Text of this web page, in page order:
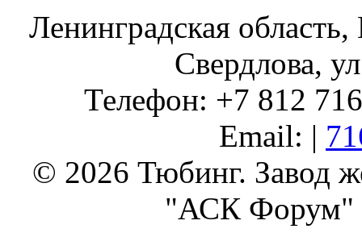
Ленинградская
Свердлова,
Телефон: +7 812
Email: |
© 2026 Тюбинг. Завод
"АСК Форум"